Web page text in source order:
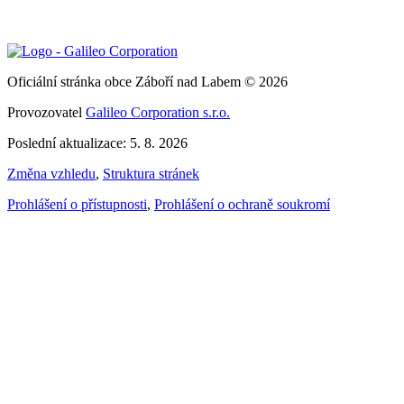
Oficiální stránka obce Záboří nad Labem © 2026
Provozovatel Galileo Corporation s.r.o.
Poslední aktualizace: 5. 8. 2026
Změna vzhledu, Struktura stránek
Prohlášení o přístupnosti, Prohlášení o ochraně soukromí